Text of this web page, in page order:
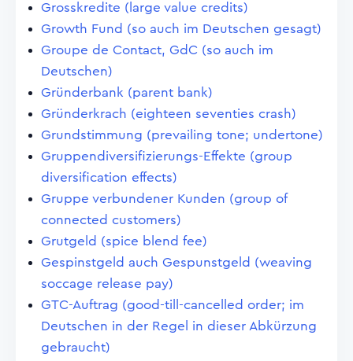
Grosskredite (large value credits)
Growth Fund (so auch im Deutschen gesagt)
Groupe de Contact, GdC (so auch im
Deutschen)
Gründerbank (parent bank)
Gründerkrach (eighteen seventies crash)
Grundstimmung (prevailing tone; undertone)
Gruppendiversifizierungs-Effekte (group
diversification effects)
Gruppe verbundener Kunden (group of
connected customers)
Grutgeld (spice blend fee)
Gespinstgeld auch Gespunstgeld (weaving
soccage release pay)
GTC-Auftrag (good-till-cancelled order; im
Deutschen in der Regel in dieser Abkürzung
gebraucht)